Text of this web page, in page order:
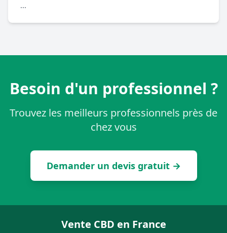
...
Besoin d'un professionnel ?
Trouvez les meilleurs professionnels près de
chez vous
Demander un devis gratuit →
Vente CBD en France